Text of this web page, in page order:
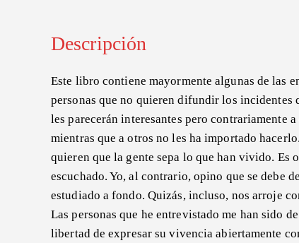
Descripción
Este libro contiene mayormente algunas de las
personas que no quieren difundir los incidentes
les parecerán interesantes pero contrariamente
mientras que a otros no les ha importado
quieren que la gente sepa lo que han vivido. Es
escuchado. Yo, al contrario, opino que se debe
estudiado a fondo. Quizás, incluso, nos arroje
Las personas que he entrevistado me han sido
libertad de expresar su vivencia abiertamente